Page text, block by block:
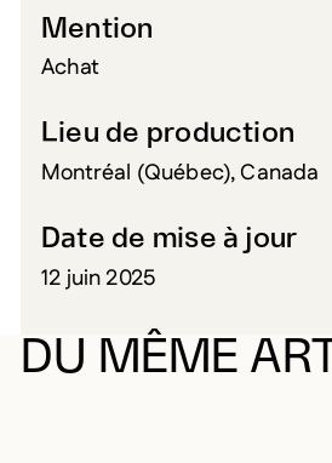
Mention
Achat
Lieu de production
Montréal (Québec), Canada
Date de mise à jour
12 juin 2025
DU MÊME